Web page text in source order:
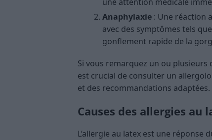
Anaphylaxie : Une réaction
avec des symptômes tels
gonflement rapide de la
Si vous remarquez un ou plusieurs
est crucial de consulter un
et des recommandations adaptées.
Causes des allergies au
L’allergie au latex est une réponse